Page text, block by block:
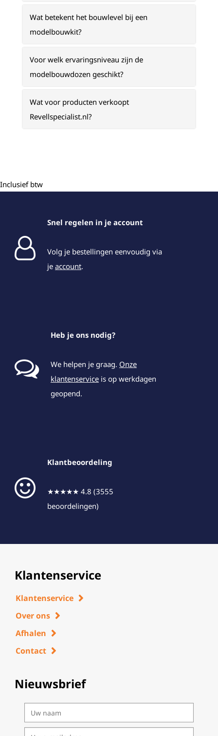
Wat betekent het bouwlevel bij een
modelbouwkit?
Voor welk ervaringsniveau zijn de
modelbouwdozen geschikt?
Wat voor producten verkoopt
Revellspecialist.nl?
Inclusief btw
Snel regelen in je account
Volg je bestellingen eenvoudig via
je account.
Heb je ons nodig?
We helpen je graag. Onze
klantenservice is op werkdagen
geopend.
Klantbeoordeling
★★★★★ 4.8 (3555
beoordelingen)
Klantenservice
Klantenservice
Over ons
Afhalen
Contact
Nieuwsbrief